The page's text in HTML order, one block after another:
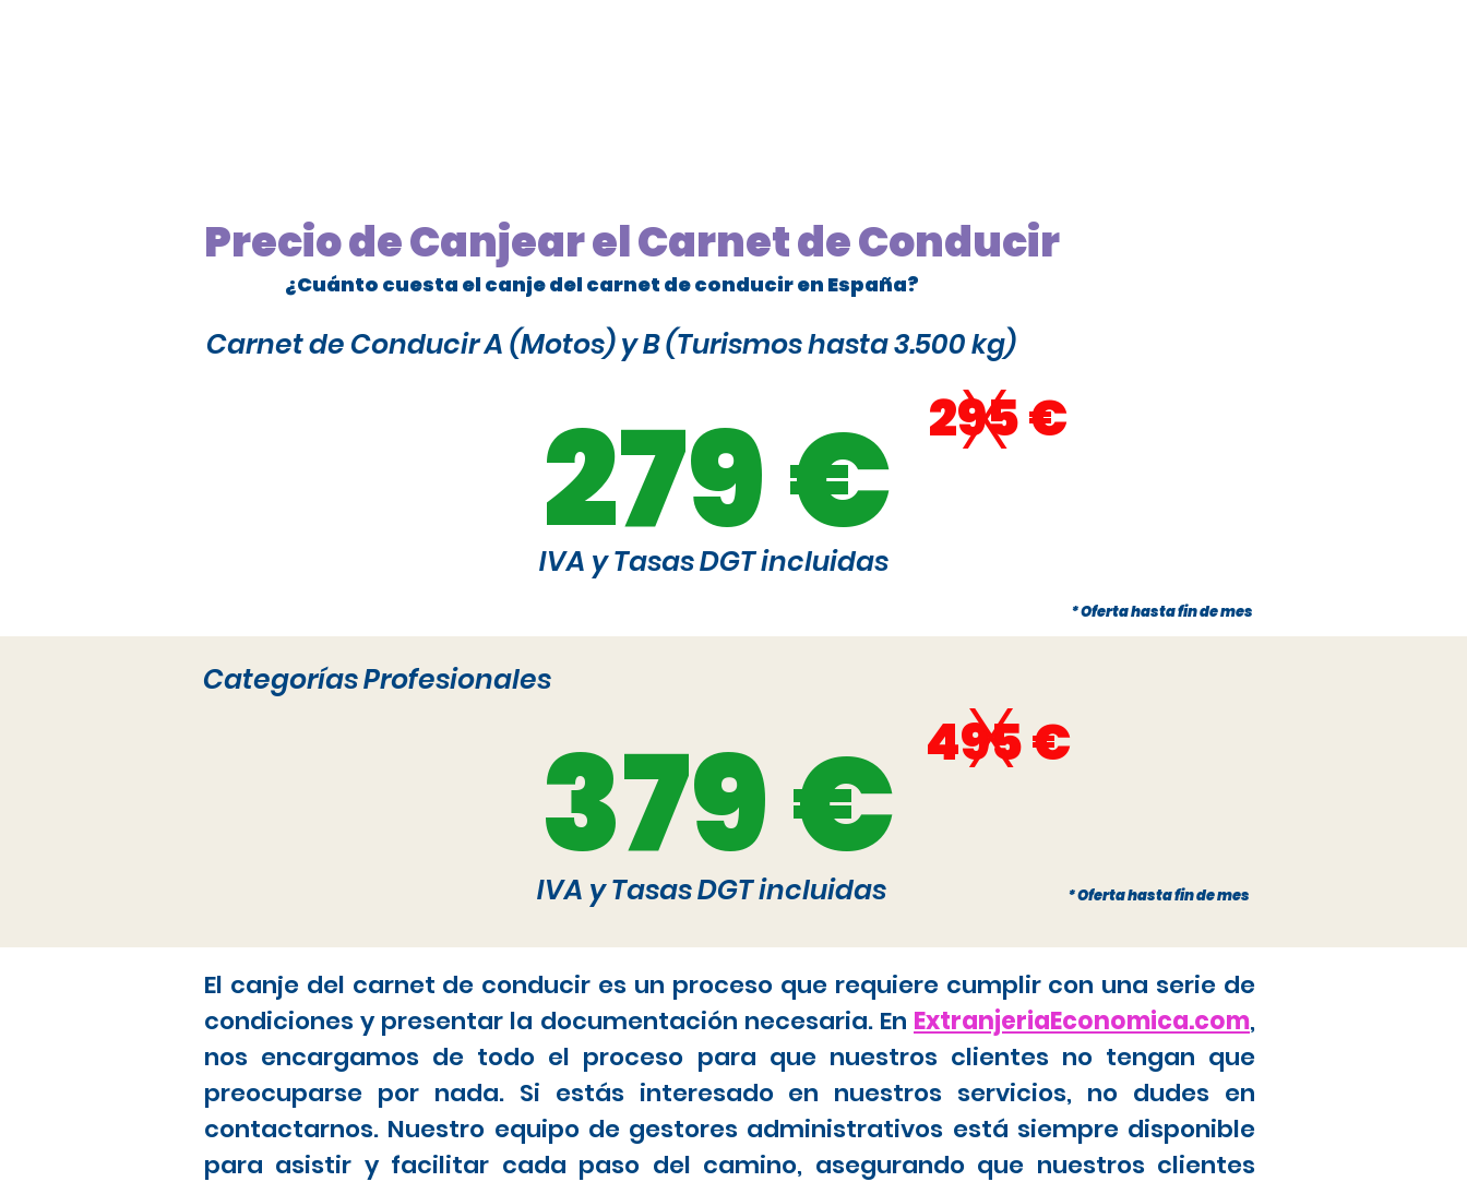
Precio de Canjear el Carnet de Conducir
¿Cuánto cuesta el canje del carnet de conducir en España?
Carnet de Conducir A (Motos) y B (Turismos hasta 3.500 kg)
279 € 295 €
x
IVA y Tasas DGT incluidas
* Oferta hasta fin de mes
* Oferta hasta fin de mes
Categorías Profesionales
379 € 495 €
x
IVA y Tasas DGT incluidas
El canje del carnet de conducir es un proceso que requiere cumplir con una serie de
condiciones y presentar la documentación necesaria. En ExtranjeriaEconomica.com,
nos encargamos de todo el proceso para que nuestros clientes no tengan que
preocuparse por nada. Si estás interesado en nuestros servicios, no dudes en
contactarnos. Nuestro equipo de gestores administrativos está siempre disponible
para asistir y facilitar cada paso del camino, asegurando que nuestros clientes